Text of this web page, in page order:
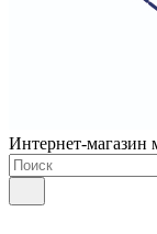
Интернет-магазин